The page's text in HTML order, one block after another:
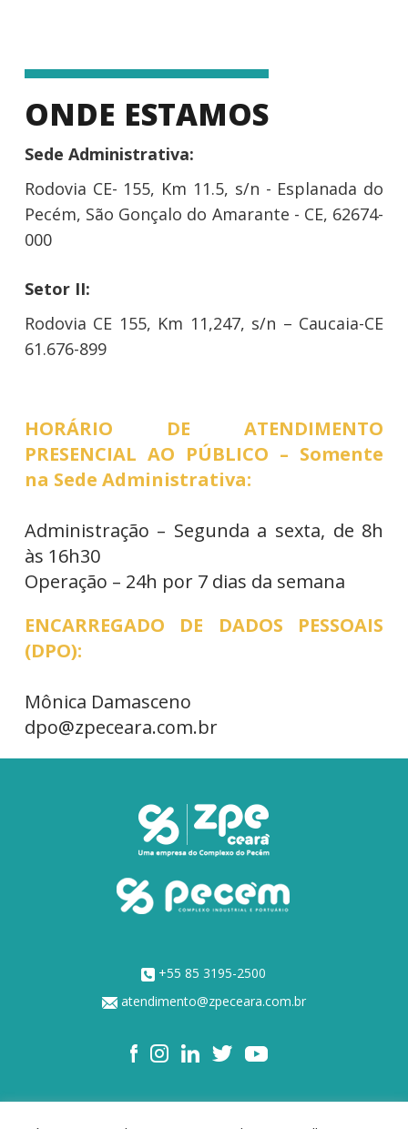
ONDE ESTAMOS
Sede Administrativa:
Rodovia CE- 155, Km 11.5, s/n - Esplanada do
Pecém, São Gonçalo do Amarante - CE, 62674-
000
Setor II:
Rodovia CE 155, Km 11,247, s/n – Caucaia-CE
61.676-899
HORÁRIO DE ATENDIMENTO
PRESENCIAL AO PÚBLICO – Somente
na Sede Administrativa:
Administração – Segunda a sexta, de 8h
às 16h30
Operação – 24h por 7 dias da semana
ENCARREGADO DE DADOS PESSOAIS
(DPO):
Mônica Damasceno
dpo@zpeceara.com.br
+55 85 3195-2500
atendimento@zpeceara.com.br
NOSSOS ACIONISTAS